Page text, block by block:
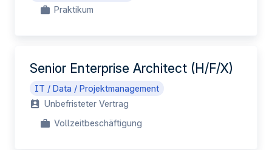
Praktikum
Senior Enterprise Architect (H/F/X)
IT / Data / Projektmanagement
Unbefristeter Vertrag
Vollzeitbeschäftigung